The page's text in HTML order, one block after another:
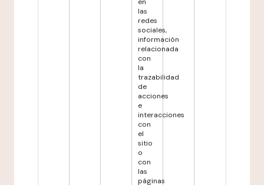
las
redes
sociales,
información
relacionada
con
la
trazabilidad
de
acciones
e
interacciones
con
el
sitio
o
con
las
páginas